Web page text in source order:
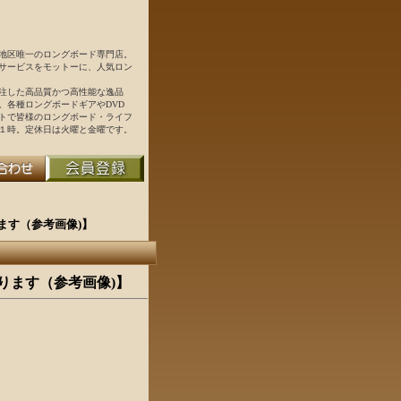
唯一のロングボード専門店。
ービスをモットーに、人気ロン
した高品質かつ高性能な逸品
各種ロングボードギアやDVD
で皆様のロングボード・ライフ
。定休日は火曜と金曜です。
（参考画像)】
す（参考画像)】